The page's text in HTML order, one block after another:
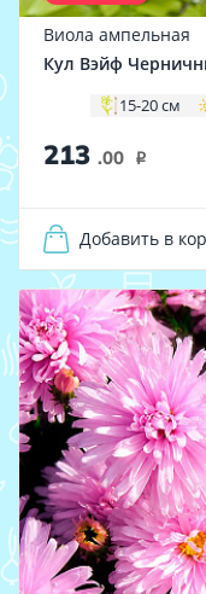
Виола ампельная
Кул Вэйф
15-20 см
213 .00 i
Добавить в